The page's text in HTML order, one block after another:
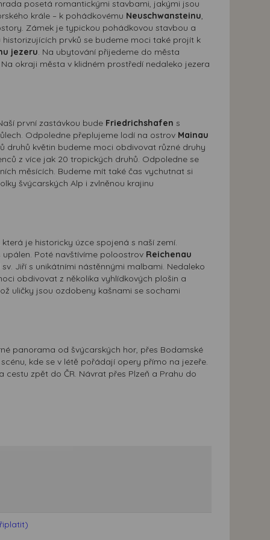
posetá romantickými stavbami, jakými jsou
krále – k pohádkovému Neuschwansteinu,
Zámek je typickou pohádkovou stavbou a
prvků se budeme moci také projít k
jezeru. Na ubytování přijedeme do města
okraji města v klidném prostředí nedaleko jezera
první zastávkou bude Friedrichshafen s
Odpoledne přeplujeme lodí na ostrov Mainau
druhů květin budeme moci obdivovat různé druhy
z více jak 20 tropických druhů. Odpoledne se
měsících. Budeme mít také čas vychutnat si
švýcarských Alp i zvlněnou krajinu
která je historicky úzce spojená s naší zemí.
Poté navštívíme poloostrov Reichenau
Jiří s unikátními nástěnnými malbami. Nedaleko
obdivovat z několika vyhlídkových plošin a
uličky jsou ozdobeny kašnami se sochami
panorama od švýcarských hor, přes Bodamské
kde se v létě pořádají opery přímo na jezeře.
zpět do ČR. Návrat přes Plzeň a Prahu do